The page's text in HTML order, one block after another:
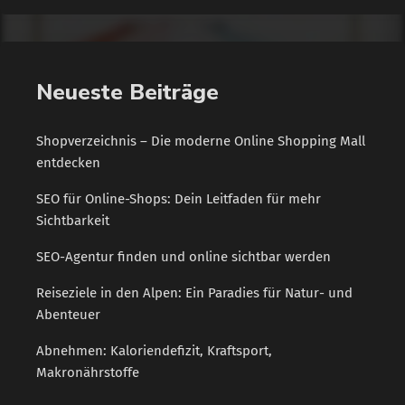
Neueste Beiträge
Shopverzeichnis – Die moderne Online Shopping Mall
entdecken
SEO für Online-Shops: Dein Leitfaden für mehr
Sichtbarkeit
SEO-Agentur finden und online sichtbar werden
Reiseziele in den Alpen: Ein Paradies für Natur- und
Abenteuer
Abnehmen: Kaloriendefizit, Kraftsport,
Makronährstoffe